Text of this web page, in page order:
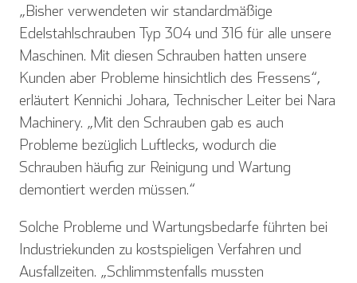
„Bisher verwendeten wir standardmäßige
Edelstahlschrauben Typ 304 und 316 für alle unsere
Maschinen. Mit diesen Schrauben hatten unsere
Kunden aber Probleme hinsichtlich des Fressens“,
erläutert Kennichi Johara, Technischer Leiter bei Nara
Machinery. „Mit den Schrauben gab es auch
Probleme bezüg­lich Luftlecks, wodurch die
Schrauben häufig zur Reinigung und War­tung
demontiert werden müssen.“
Solche Probleme und Wartungsbedarfe führten bei
Industriekunden zu kostspieligen Verfahren und
Ausfallzeiten. „Schlimmstenfalls mussten